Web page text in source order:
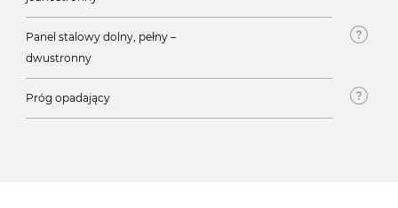
Panel stalowy dolny, pełny –
dwustronny
Próg opadający